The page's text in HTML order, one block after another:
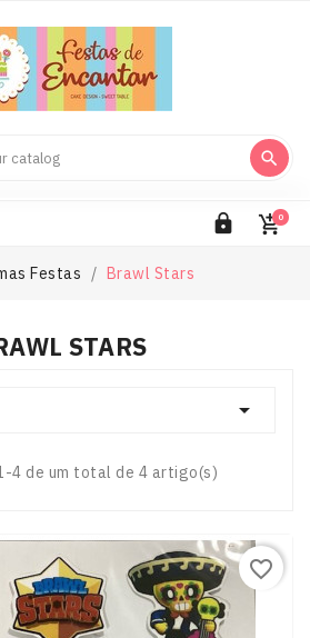

 0
Festas Brawl Stars
STARS

4 de um total de 4 artigo(s)
favorite_border